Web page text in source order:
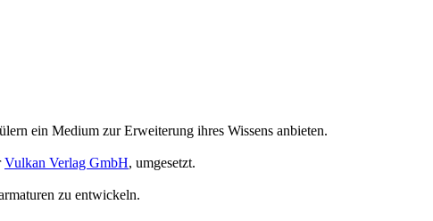
ein Medium zur Erweiterung ihres Wissens anbieten.
Vulkan Verlag GmbH, umgesetzt.
zu entwickeln.